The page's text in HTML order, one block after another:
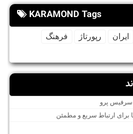
KARAMOND Tags
ایران رپورتاژ
فرهنگ
سرفیس پرو
برای ارتباط سریع و مطمئن